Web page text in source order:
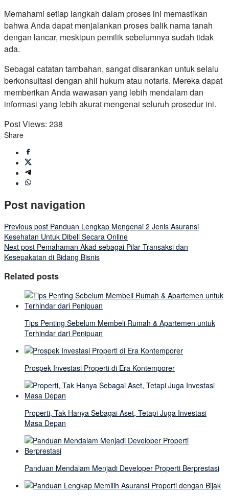
Memahami setiap langkah dalam proses ini memastikan
bahwa Anda dapat menjalankan proses balik nama tanah
dengan lancar, meskipun pemilik sebelumnya sudah tidak
ada.
Sebagai catatan tambahan, sangat disarankan untuk selalu
berkonsultasi dengan ahli hukum atau notaris. Mereka dapat
memberikan Anda wawasan yang lebih mendalam dan
informasi yang lebih akurat mengenai seluruh prosedur ini.
Post Views: 238
Share
Post navigation
Previous post Panduan Lengkap Mengenai 2 Jenis Asuransi
Kesehatan Untuk Dibeli Secara Online
Next post Pemahaman Akad sebagai Pilar Transaksi dan
Kesepakatan di Bidang Bisnis
Related posts
Tips Penting Sebelum Membeli Rumah & Apartemen untuk
Terhindar dari Penipuan
Prospek Investasi Properti di Era Kontemporer
Properti, Tak Hanya Sebagai Aset, Tetapi Juga Investasi
Masa Depan
Panduan Mendalam Menjadi Developer Properti Berprestasi